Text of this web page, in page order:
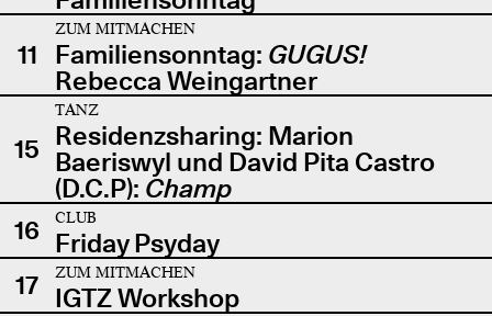
11
ZUM MITMACHEN
Familiensonntag: GUGUS!
Rebecca Weingartner
15
TANZ
Residenzsharing: Marion
Baeriswyl und David Pita Castro
(D.C.P): Champ
16
CLUB
Friday Psyday
17
ZUM MITMACHEN
IGTZ Workshop